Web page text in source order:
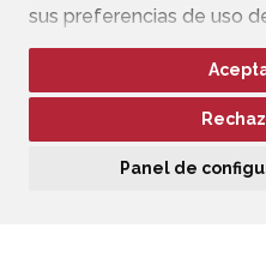
sus preferencias de uso
mejorar el
Si acepta pulsando el
consideramos que
ninguna acción, se
Panel de